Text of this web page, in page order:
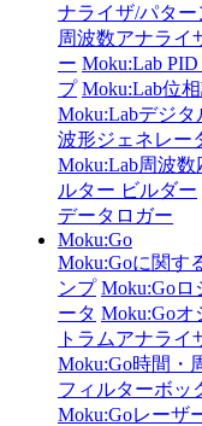
ナライザ/パタ
周波数アナライ
ー Moku:Lab
プ Moku:Lab位
Moku:Labデジ
波形ジェネレー
Moku:Lab周波
ルター ビルダー
データロガー
Moku:Go
Moku:Goに関す
ンプ Moku:Go
ータ Moku:Go
トラムアナライ
Moku:Go時間・
フィルターボッ
Moku:Goレーザ